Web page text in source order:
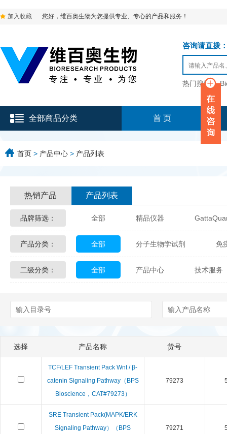
加入收藏 您好，维百奥生物为您提供专业、专心的产品和服务！
咨询请直拨
热门搜索：
全部商品分类 首 页
首页 > 产品中心 > 产品列表
热销产品 产品列表
品牌筛选： 全部 精品仪器
Glycon Biochem Sterlitech
Echelon Biosciences Verichem
Biotez Berlin Diametra
Berry & Associates Zedira
LGC Maine Standards Biolife
Abbexa AbD Serotec
产品分类： 全部 分子生物学试剂 免
化学及生物化学试剂 材料学试剂
二级分类： 全部 产品中心 技术服务
选择 产品名称 货号
TCF/LEF Transient Pack Wnt / β-
catenin Signaling Pathway（BPS
Bioscience，CAT#79273）
79273
SRE Transient Pack(MAPK/ERK
Signaling Pathway）（BPS
79271